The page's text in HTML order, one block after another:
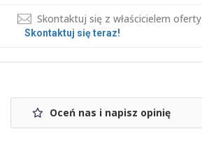
Skontaktuj się z właścicielem oferty
Skontaktuj się teraz!
Oceń nas i napisz opinię